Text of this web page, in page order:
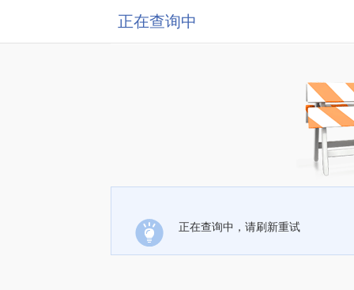
正在查询中
正在查询中，请刷新重试